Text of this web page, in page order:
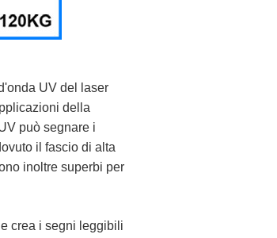
UV del laser
della
può segnare i
il fascio di alta
inoltre superbi per
crea i segni leggibili